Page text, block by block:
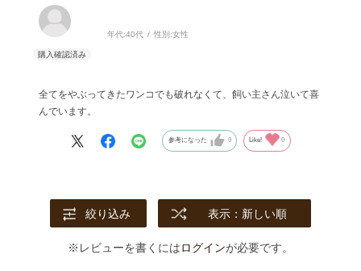
年代:40代 性別:女性
全てをやぶってきたワンコでも破れなくて、飼い主さん泣いて喜
んでいます。
参考になった 0 Like! 0
絞り込み 表示：新しい順
※レビューを書くにはログインが必要です。